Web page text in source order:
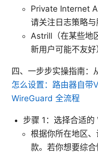
Private Internet
请关注日志策略与
Astrill（在某些地
新用户可能不友好
四、一步步实操指南：
怎么设置：路由器自带
WireGuard 全流程
步骤 1：选择合适的
根据你所在地区
款。若你想要综